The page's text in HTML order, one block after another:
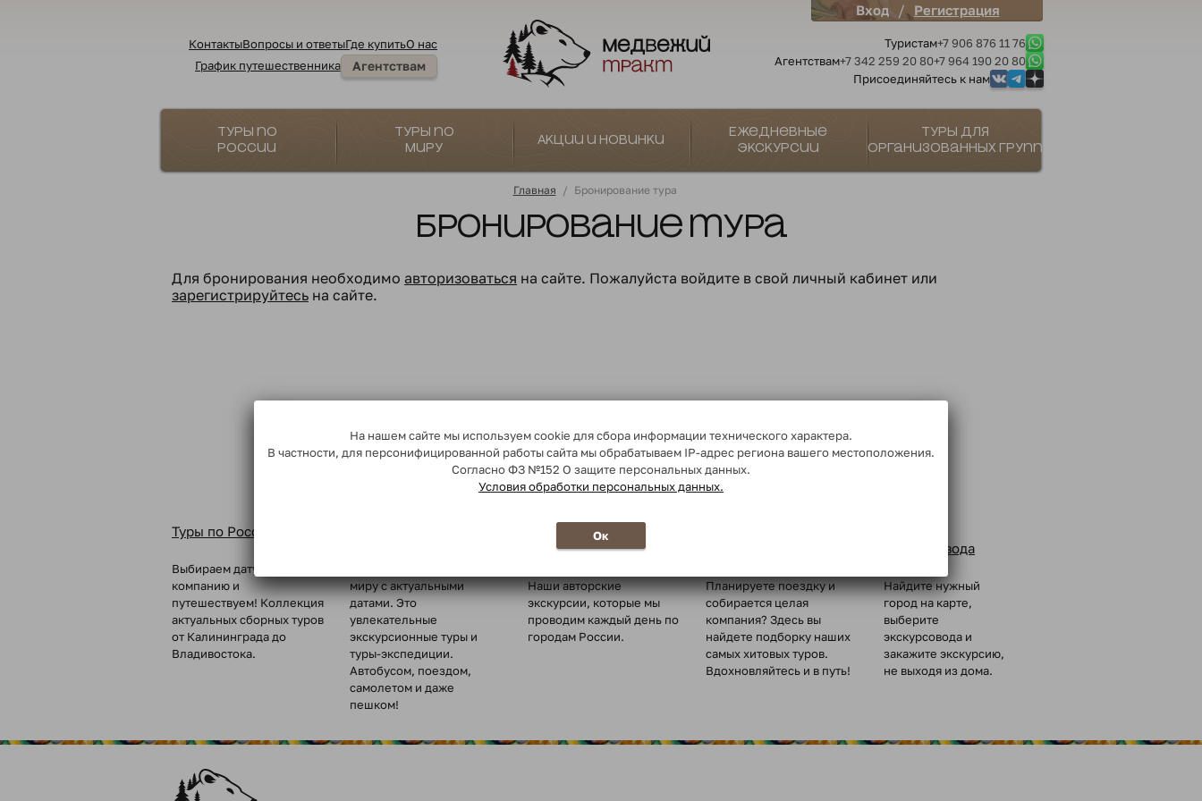
Вход / Регистрация
КонтактыВопросы и ответыГде купитьО нас
График путешественника
Агентствам
Туристам+7 906 876 11 76
Агентствам+7 342 259 20 80+7 964 190 20 80
Присоединяйтесь к нам
Туры по
России
Туры по
миру
Акции и новинки
Ежедневные
экскурсии
Туры для
организованных групп
Главная / Бронирование тура
Бронирование тура
Для бронирования необходимо авторизоваться на сайте. Пожалуйста войдите в свой личный кабинет или
зарегистрируйтесь на сайте.
Туры по России
Выбираем дату, собираем
компанию и
путешествуем! Коллекция
актуальных сборных туров
от Калининграда до
Владивостока.
миру с актуальными
датами. Это
увлекательные
экскурсионные туры и
туры-экспедиции.
Автобусом, поездом,
самолетом и даже
пешком!
Ежедневные
экскурсии
Наши авторские
экскурсии, которые мы
проводим каждый день по
городам России.
Планируете поездку и
собирается целая
компания? Здесь вы
найдете подборку наших
самых хитовых туров.
Вдохновляйтесь и в путь!
экскурсовода
Найдите нужный
город на карте,
выберите
экскурсовода и
закажите экскурсию,
не выходя из дома.
На нашем сайте мы используем cookie для сбора информации технического характера.
В частности, для персонифицированной работы сайта мы обрабатываем IP-адрес региона вашего местоположения.
Согласно ФЗ №152 О защите персональных данных.
Условия обработки персональных данных.
Ок